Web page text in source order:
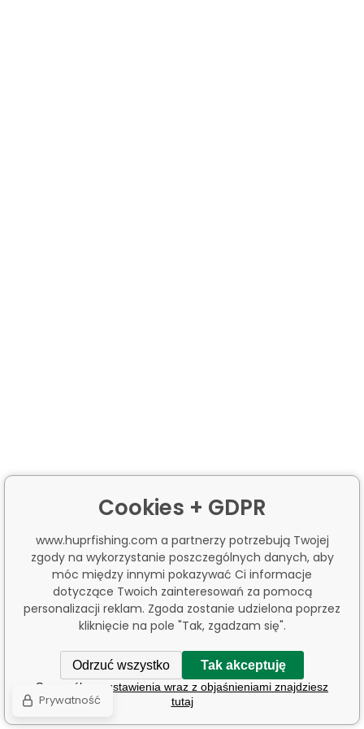
Cookies + GDPR
www.huprfishing.com a partnerzy potrzebują Twojej
zgody na wykorzystanie poszczególnych danych, aby
móc między innymi pokazywać Ci informacje
dotyczące Twoich zainteresowań za pomocą
personalizacji reklam. Zgoda zostanie udzielona poprzez
kliknięcie na pole "Tak, zgadzam się".
Odrzuć wszystko Tak akceptuję
Szczegółowe ustawienia wraz z objaśnieniami znajdziesz
tutaj
Prywatność